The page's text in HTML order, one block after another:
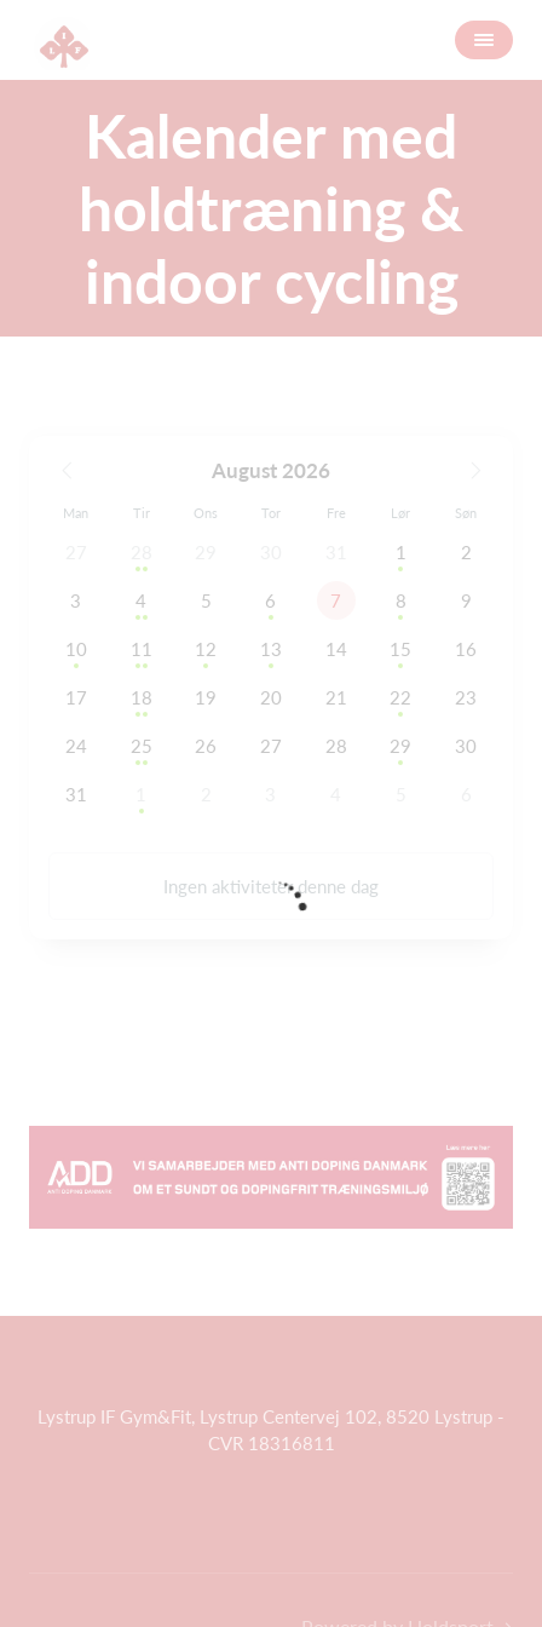
Kalender med
holdtræning &
indoor cycling
August 2026
Man Tir Ons Tor Fre Lør Søn
1 2
3 4 5 6 7 8 9
10 11 12 13 14 15 16
17 18 19 20 21 22 23
24 25 26 27 28 29 30
31
Ingen aktiviteter denne dag
Lystrup IF Gym&Fit, Lystrup Centervej 102, 8520 Lystrup -
CVR 18316811